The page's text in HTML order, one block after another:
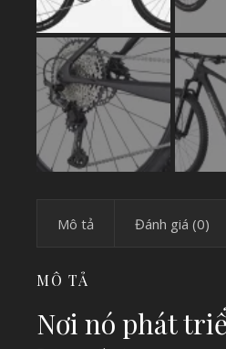
Mô tả Đánh giá (0)
MÔ TẢ
Nơi nó phát